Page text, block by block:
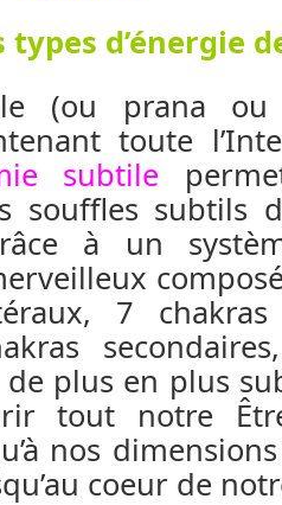
d’énergie
(ou prana
toute
subtile
souffles subtils
à un
7
plus en plus
tout notre
nos
coeur de